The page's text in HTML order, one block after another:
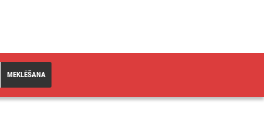
MEKLĒŠANA